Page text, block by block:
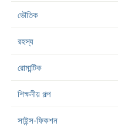
ভৌতিক
রহস্য
রোমান্টিক
শিক্ষনীয় গল্প
সাইন্স-ফিকশন